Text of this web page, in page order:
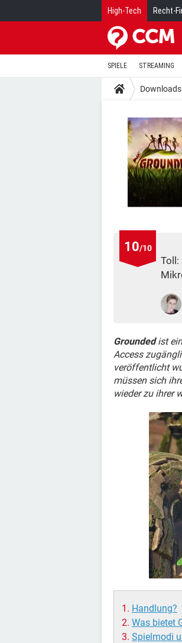
High-Tech Recht-
SPIELE STREAMING
Downloads
10/10
Toll:
Groundedist
Access
veröffentlicht
müssen sich
wieder zu ihrer
Handlung?
Was bietet
Spielmodi